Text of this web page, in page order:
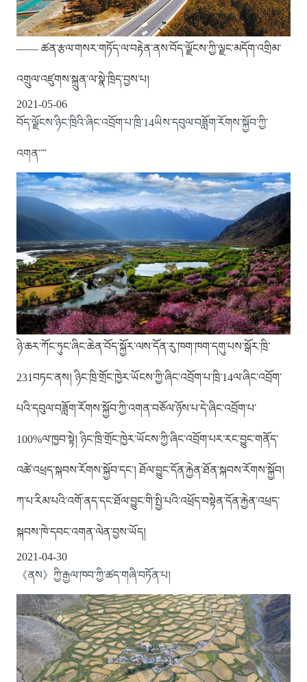
—— ཚན་རྩལ་གསར་གཏོད་ལ་བརྟེན་ནས་བོད་ལྗོངས་ཀྱི་ལྗང་མདོག་འགྲིམ་
འགྲུལ་འཛུགས་སྐྲུན་ལ་སྣེ་ཁྲིད་བྱས་པ།
2021-05-06
བོད་ལྗོངས་ཉིང་ཁྲིའི་ཞིང་འབྲོག་པ་ཁྲི་14ཡིས་དབུལ་བཟློག་རོགས་སྐྱོབ་ཀྱི་
འགན་་་་
ཉེ་ཆར་ཀོང་ཏུང་ཞིང་ཆེན་བོད་སྐྱོར་ལས་དོན་རུ་ཁག་ཁག་དགུ་པས་སྒོར་ཁྲི་
231བཏང་ནས། ཉིང་ཁྲི་གྲོང་ཁྱེར་ཡོངས་ཀྱི་ཞིང་འབྲོག་པ་ཁྲི་14ལ་ཞིང་འབྲོག་
པའི་དབུལ་བཟློག་རོགས་སྐྱོབ་ཀྱི་འགན་བཅོལ་ཉོས་པ་དེ་ཞིང་འབྲོག་པ་
100%ལ་ཁྱབ་སྟེ། ཉིང་ཁྲི་གྲོང་ཁྱེར་ཡོངས་ཀྱི་ཞིང་འབྲོག་པར་རང་བྱུང་གནོད་
འཚེ་འཕྲད་སྐབས་རོགས་སྐྱོབ་དང་། ཐོལ་བྱུང་དོན་རྐྱེན་ཐོན་སྐབས་རོགས་སྐྱོབ།
ཀ་པ་རིམ་པའི་འགོ་ནད་དང་ཐོལ་བྱུང་གི་སྤྱི་པའི་འཕྲོད་བསྟེན་དོན་རྐྱེན་འཕྲད་
སྐབས་ཁེ་དབང་འགན་ལེན་བྱས་ཡོད།
2021-04-30
《ནས》ཀྱི་རྒྱལ་ཁབ་ཀྱི་ཚད་གཞི་བཏོན་པ།